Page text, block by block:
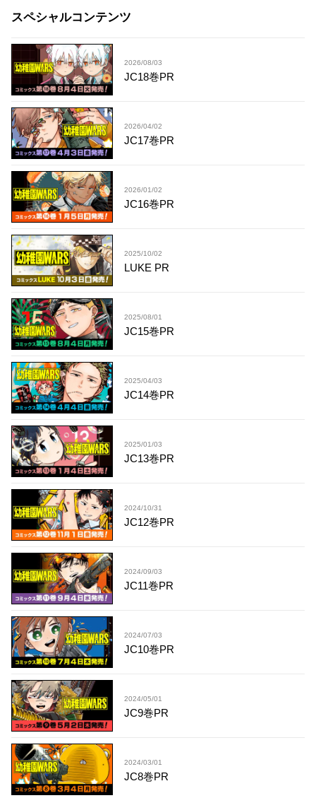
スペシャルコンテンツ
2026/08/03
JC18巻PR
2026/04/02
JC17巻PR
2026/01/02
JC16巻PR
2025/10/02
LUKE PR
2025/08/01
JC15巻PR
2025/04/03
JC14巻PR
2025/01/03
JC13巻PR
2024/10/31
JC12巻PR
2024/09/03
JC11巻PR
2024/07/03
JC10巻PR
2024/05/01
JC9巻PR
2024/03/01
JC8巻PR